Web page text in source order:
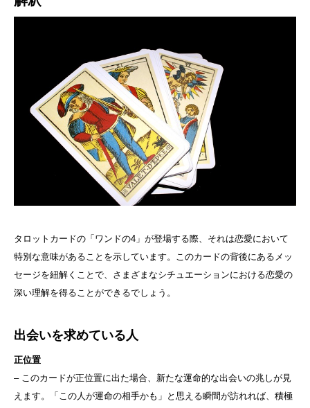
タロットカードの「ワンドの4」が登場する際、それは恋愛において
特別な意味があることを示しています。このカードの背後にあるメッ
セージを紐解くことで、さまざまなシチュエーションにおける恋愛の
深い理解を得ることができるでしょう。
出会いを求めている人
正位置
– このカードが正位置に出た場合、新たな運命的な出会いの兆しが見
えます。「この人が運命の相手かも」と思える瞬間が訪れれば、積極